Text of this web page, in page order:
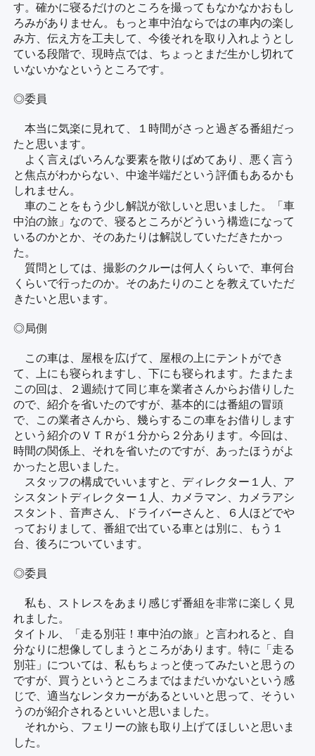
す。確かに寝るだけのところを撮ってもなかなかおもし
ろみがありません。もっと車中泊ならではの車内の楽し
み方、伝え方を工夫して、今後それを取り入れようとし
ている段階で、現時点では、ちょっとまだ生かし切れて
いないかなというところです。
◎委員
本当に気楽に見れて、１時間がさっと過ぎる番組だっ
たと思います。
よく言えばいろんな要素を散りばめてあり、悪く言う
と焦点がわからない、中途半端だという評価もあるかも
しれません。
車のことをもう少し解説が欲しいと思いました。「車
中泊の旅」なので、寝るところがどういう構造になって
いるのかとか、そのあたりは解説していただきたかっ
た。
質問としては、撮影のクルーは何人くらいで、車何台
くらいで行ったのか。そのあたりのことを教えていただ
きたいと思います。
◎局側
この車は、屋根を広げて、屋根の上にテントができ
て、上にも寝られますし、下にも寝られます。たまたま
この回は、２週続けて同じ車を業者さんからお借りした
ので、紹介を省いたのですが、基本的には番組の冒頭
で、この業者さんから、幾らするこの車をお借りします
という紹介のＶＴＲが１分から２分あります。今回は、
時間の関係上、それを省いたのですが、あったほうがよ
かったと思いました。
スタッフの構成でいいますと、ディレクター１人、ア
シスタントディレクター１人、カメラマン、カメラアシ
スタント、音声さん、ドライバーさんと、６人ほどでや
っておりまして、番組で出ている車とは別に、もう１
台、後ろについています。
◎委員
私も、ストレスをあまり感じず番組を非常に楽しく見
れました。
タイトル、「走る別荘！車中泊の旅」と言われると、自
分なりに想像してしまうところがあります。特に「走る
別荘」については、私もちょっと使ってみたいと思うの
ですが、買うというところまではまだいかないという感
じで、適当なレンタカーがあるといいと思って、そうい
うのが紹介されるといいと思いました。
それから、フェリーの旅も取り上げてほしいと思いま
した。